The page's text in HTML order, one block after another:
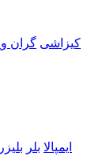
کیزاشی گران
ایمپالا بلر بلیزر